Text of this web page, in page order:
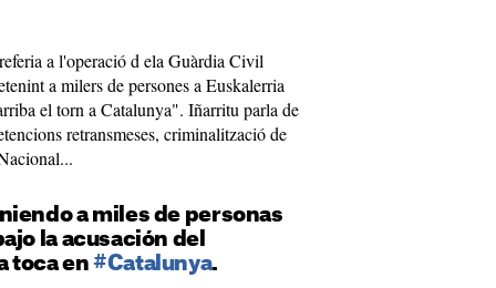
a l'operació d ela Guàrdia Civil
a milers de persones a Euskalerria
el torn a Catalunya". Iñarritu parla de
retransmeses, criminalització de
a miles de personas
la acusación del
toca en #Catalunya.